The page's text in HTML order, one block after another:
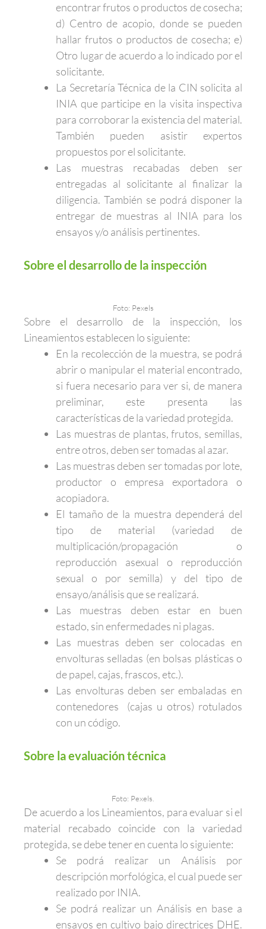
encontrar frutos o productos de cosecha;
d) Centro de acopio, donde se pueden
hallar frutos o productos de cosecha; e)
Otro lugar de acuerdo a lo indicado por el
solicitante.
La Secretaría Técnica de la CIN solicita al
INIA que participe en la visita inspectiva
para corroborar la existencia del material.
También pueden asistir expertos
propuestos por el solicitante.
Las muestras recabadas deben ser
entregadas al solicitante al finalizar la
diligencia. También se podrá disponer la
entregar de muestras al INIA para los
ensayos y/o análisis pertinentes.
Sobre el desarrollo de la inspección
Foto: Pexels
Sobre el desarrollo de la inspección, los
Lineamientos establecen lo siguiente:
En la recolección de la muestra, se podrá
abrir o manipular el material encontrado,
si fuera necesario para ver si, de manera
preliminar, este presenta las
características de la variedad protegida.
Las muestras de plantas, frutos, semillas,
entre otros, deben ser tomadas al azar.
Las muestras deben ser tomadas por lote,
productor o empresa exportadora o
acopiadora.
El tamaño de la muestra dependerá del
tipo de material (variedad de
multiplicación/propagación o
reproducción asexual o reproducción
sexual o por semilla) y del tipo de
ensayo/análisis que se realizará.
Las muestras deben estar en buen
estado, sin enfermedades ni plagas.
Las muestras deben ser colocadas en
envolturas selladas (en bolsas plásticas o
de papel, cajas, frascos, etc.).
Las envolturas deben ser embaladas en
contenedores (cajas u otros) rotulados
con un código.
Sobre la evaluación técnica
Foto: Pexels.
De acuerdo a los Lineamientos, para evaluar si el
material recabado coincide con la variedad
protegida, se debe tener en cuenta lo siguiente:
Se podrá realizar un Análisis por
descripción morfológica, el cual puede ser
realizado por INIA.
Se podrá realizar un Análisis en base a
ensayos en cultivo bajo directrices DHE.